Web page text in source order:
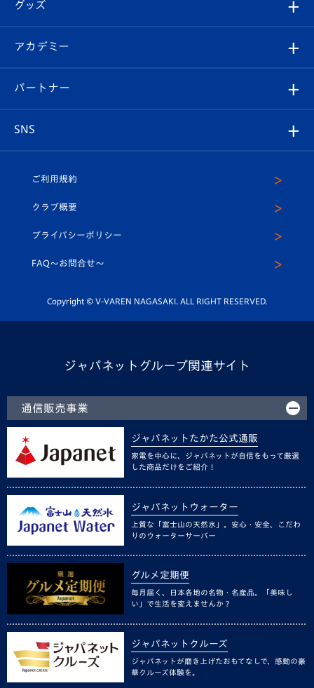
チケット
イベント
メディア
ホームタウン
スタッフプロフィール
マスコット紹介
平和祈念活動
ホームタウン活動
Revive Team
ヴィヴィくんの長崎おもてなしガイド
フォトギャラリー
スタジアムグルメ
V-LOVERS（ファンクラブ）
プレイヤーズスイート
グッズ
オンラインショップ
店舗情報
アカデミー
育成からのお知らせ
U-18
スクール
パートナー
SNS
ヴィヴィくんインスタグラム
公式LINE＠
ご利用規約
クラブ概要
プライバシーポリシー
FAQ〜お問合せ〜
Copyright © V-VAREN NAGASAKI. ALL RIGHT RESERVED.
ジャパネットグループ関連サイト
通信販売事業
ジャパネットたかた公式通販
家電を中心に、ジャパネットが自信をもって厳選
した商品だけをご紹介！
ジャパネットウォーター
上質な「富士山の天然水」。安心・安全、こだわ
りのウォーターサーバー
グルメ定期便
毎月届く、日本各地の名物・名産品。「美味し
い」で生活を変えませんか？
ジャパネットクルーズ
ジャパネットが磨き上げたおもてなしで、感動の豪
華クルーズ体験を。